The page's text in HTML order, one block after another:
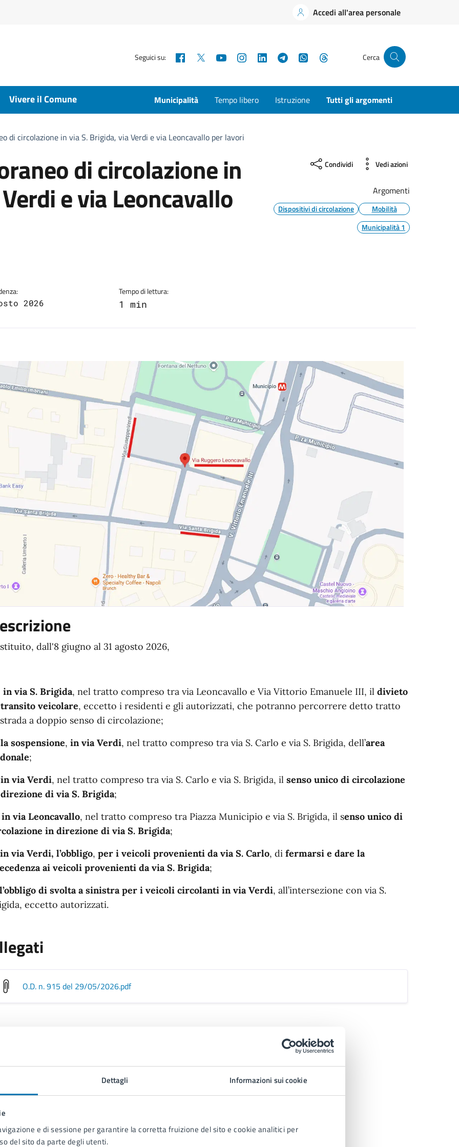
Dettagli Informazioni sui cookie
e di sessione per garantire la corretta fruizione del sito e cookie analitici per
del sito da parte degli utenti.
Accedi all'area personale
Seguici su: Facebook YouTubeInstagramLinkedInTelegramWhatsApp Cerca
Vivere il Comune Municipalità Tempo libero Istruzione Tutti gli argomenti
di circolazione in via S. Brigida, via Verdi e via Leoncavallo per lavori
di circolazione in
e via Leoncavallo
2026
Tempo di lettura:
1 min
Condividi Vedi azioni
Argomenti
Dispositivi di circolazione
Mobilità
Municipalità 1
dall'8 giugno al 31 agosto 2026,
via S. Brigida, nel tratto compreso tra via Leoncavallo e Via Vittorio Emanuele III, il divieto
veicolare, eccetto i residenti e gli autorizzati, che potranno percorrere detto tratto
a doppio senso di circolazione;
sospensione, in via Verdi, nel tratto compreso tra via S. Carlo e via S. Brigida, dell’area
;
in via Verdi, nel tratto compreso tra via S. Carlo e via S. Brigida, il senso unico di circolazione
di via S. Brigida;
in via Leoncavallo, nel tratto compreso tra Piazza Municipio e via S. Brigida, il senso unico di
in direzione di via S. Brigida;
via Verdi, l’obbligo, per i veicoli provenienti da via S. Carlo, di fermarsi e dare la
ai veicoli provenienti da via S. Brigida;
l’obbligo di svolta a sinistra per i veicoli circolanti in via Verdi, all’intersezione con via S.
eccetto autorizzati.
O.D. n. 915 del 29/05/2026.pdf
Municipalità 1
Largo Torretta n. 19, 80122